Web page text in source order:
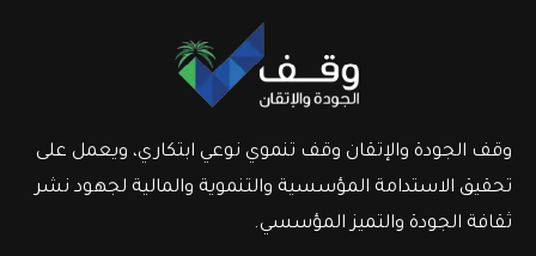
وقف الجودة والإتقان وقف تنموي نوعي ابتكاري، ويعمل على
تحقيق الاستدامة المؤسسية والتنموية والمالية لجهود نشر
ثقافة الجودة والتميز المؤسسي.